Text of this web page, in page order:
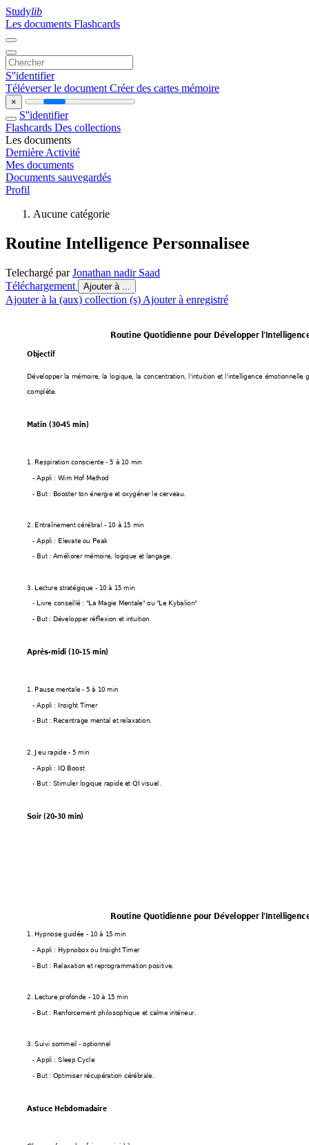
Studylib
Les documents Flashcards
S''identifier
Téléverser le document Créer des cartes mémoire
×
S''identifier
Flashcards Des collections
Les documents
Dernière Activité
Mes documents
Documents sauvegardés
Profil
Aucune catégorie
Routine Intelligence Personnalisee
Telechargé parJonathan nadir Saad
Téléchargement
Ajouter à ...
Ajouter à la (aux) collection (s) Ajouter à enregistré
Routine Quotidienne pour Développer
Objectif
Développer la mémoire, la logique, la concentration, l'intuition et l'intelligence émotionnelle
complète.
Matin (30-45 min)
1. Respiration consciente - 5 à 10 min
   - Appli : Wim Hof Method
   - But : Booster ton énergie et oxygéner le cerveau.
2. Entraînement cérébral - 10 à 15 min
   - Appli : Elevate ou Peak
   - But : Améliorer mémoire, logique et langage.
3. Lecture stratégique - 10 à 15 min
   - Livre conseillé : "La Magie Mentale" ou "Le Kybalion"
   - But : Développer réflexion et intuition.
Après-midi (10-15 min)
1. Pause mentale - 5 à 10 min
   - Appli : Insight Timer
   - But : Recentrage mental et relaxation.
2. Jeu rapide - 5 min
   - Appli : IQ Boost
   - But : Stimuler logique rapide et QI visuel.
Soir (20-30 min)
Routine Quotidienne pour Développer
1. Hypnose guidée - 10 à 15 min
   - Appli : Hypnobox ou Insight Timer
   - But : Relaxation et reprogrammation positive.
2. Lecture profonde - 10 à 15 min
   - But : Renforcement philosophique et calme intérieur.
3. Suivi sommeil - optionnel
   - Appli : Sleep Cycle
   - But : Optimiser récupération cérébrale.
Astuce Hebdomadaire